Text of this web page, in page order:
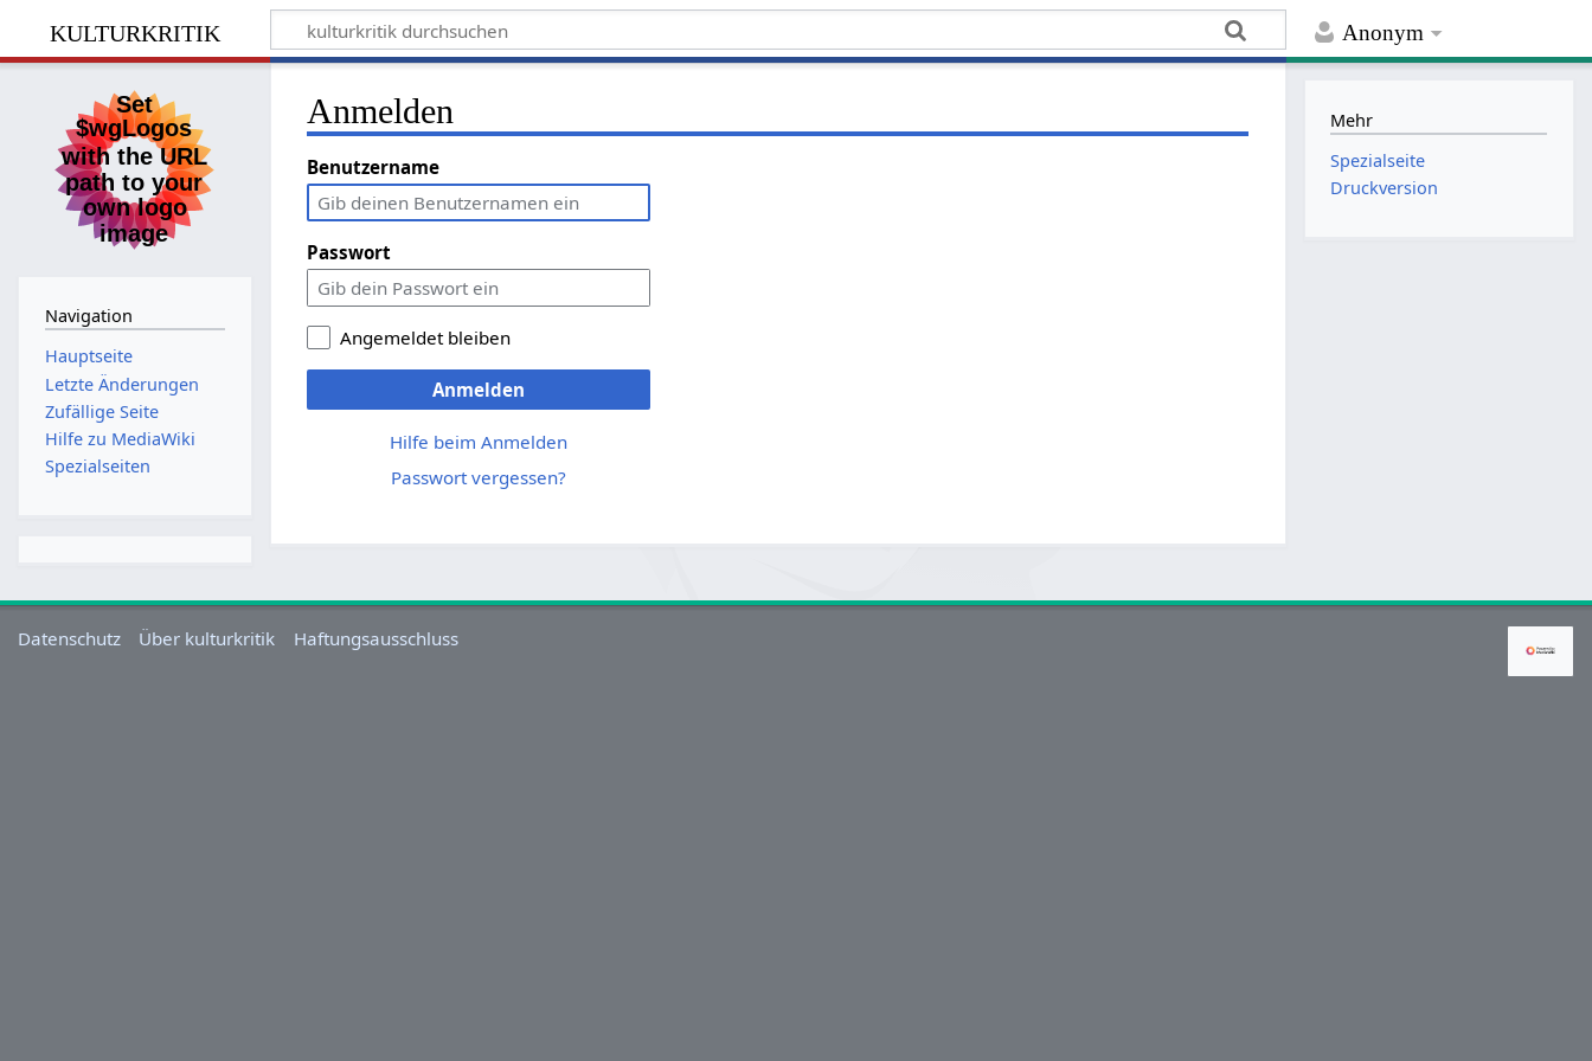
Anonym
kulturkritik
Anmelden
Benutzername
Passwort
Angemeldet bleiben
Anmelden
Hilfe beim Anmelden
Passwort vergessen?
Navigation
Hauptseite
Letzte Änderungen
Zufällige Seite
Hilfe zu MediaWiki
Spezialseiten
Mehr
Spezialseite
Druckversion
Datenschutz Über kulturkritik Haftungsausschluss